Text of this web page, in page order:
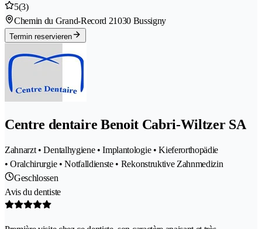
5(3)
Chemin du Grand-Record 21030 Bussigny
Termin reservieren
Centre dentaire Benoit Cabri-Wiltzer SA
Zahnarzt • Dentalhygiene • Implantologie • Kieferorthopädie
• Oralchirurgie • Notfalldienste • Rekonstruktive Zahnmedizin
Geschlossen
Avis du dentiste